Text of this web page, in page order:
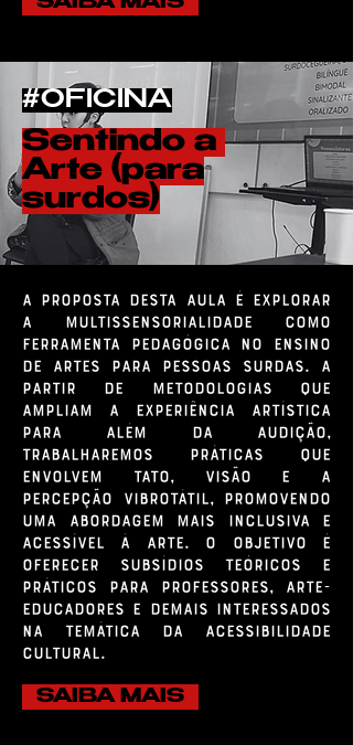
#OFICINA
Sentindo a
Arte (para
surdos)
A proposta desta aula é explorar
a multissensorialidade como
ferramenta pedagógica no ensino
de artes para pessoas surdas. A
partir de metodologias que
ampliam a experiência artística
para além da audição,
trabalharemos práticas que
envolvem tato, visão e a
percepção vibrotátil, promovendo
uma abordagem mais inclusiva e
acessível à arte. O objetivo é
oferecer subsídios teóricos e
práticos para professores, arte-
educadores e demais interessados
na temática da acessibilidade
cultural.
SAIBA MAIS